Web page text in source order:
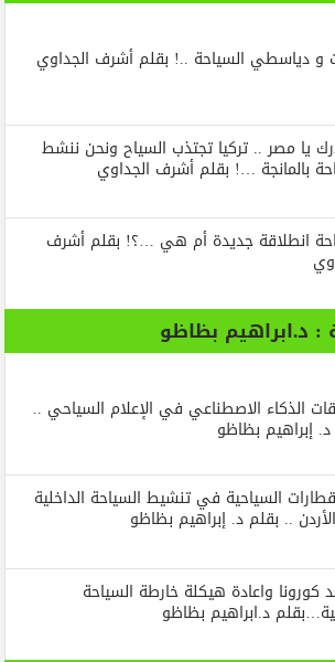
و دياسطي السياحة ..! بقلم أشرف الجداوي
يا مصر .. تركيا تجتذب السياح ونحن ننشط
بالمانجة …! بقلم أشرف الجداوي
انطلاقة جديدة أم هي …؟! بقلم أشرف
: د.ابراهيم بظاظو
الذكاء الاصطناعي في الإعلام السياحي ..
إبراهيم بظاظو
السياحية في تنشيط السياحة الداخلية
.. بقلم د. إبراهيم بظاظو
كورونا واعادة هيكلة خارطة السياحة
د.ابراهيم بظاظو